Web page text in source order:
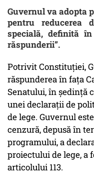
Guvernul va adopta
pentru reducerea
specială, definită
răspunderii”.
Potrivit Constituției,
răspunderea în faţa
Senatului, în şedinţă
unei declaraţii de
de lege. Guvernul
cenzură, depusă în
programului, a
proiectului de lege, a
articolului 113.